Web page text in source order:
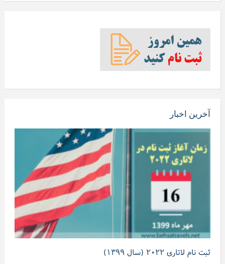
آخرین اخبار
ثبت نام لاتاری ۲۰۲۲ (سال ۱۳۹۹)